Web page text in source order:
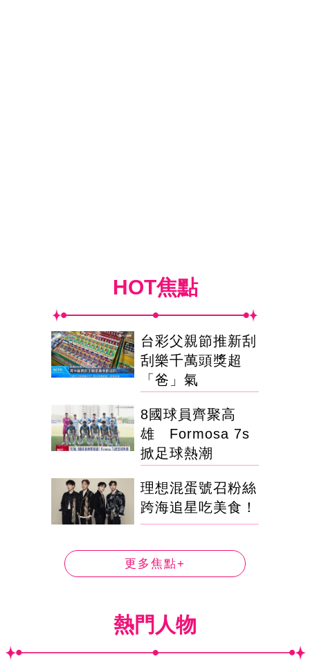
HOT焦點
台彩父親節推新刮
刮樂千萬頭獎超
「爸」氣
8國球員齊聚高
雄 Formosa 7s
掀足球熱潮
理想混蛋號召粉絲
跨海追星吃美食！
更多焦點+
熱門人物